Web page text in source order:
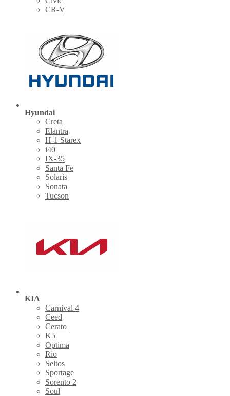
CR-V
Hyundai
Creta
Elantra
H-1 Starex
i40
IX-35
Santa Fe
Solaris
Sonata
Tucson
KIA
Carnival 4
Ceed
Cerato
K5
Optima
Rio
Seltos
Sportage
Sorento 2
Soul